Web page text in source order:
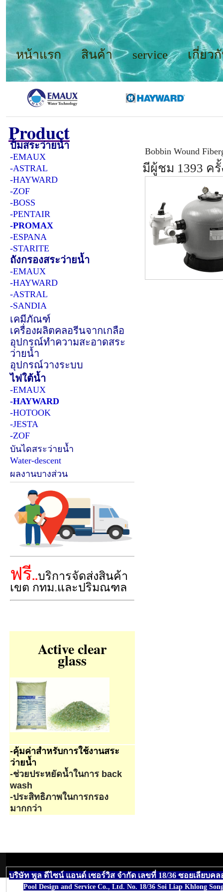
หน้าแรก สินค้า service เกี่ยว
Product
ปั้มสระว่ายน้ำ
-EMAUX
-ASTRAL
-HAYWARD
-ZOF
-BOSS
-PENTAIR
-PROMAX
-ESPANA
-STARITE
ถังกรองสระว่ายน้ำ
-EMAUX
-HAYWARD
-ASTRAL
-SANDIA
เคมีภัณฑ์
เครื่องผลิตคลอรีนจากเกลือ
อุปกรณ์ทำความสะอาดสระ
ว่ายน้ำ
อุปกรณ์วางระบบ
ไฟใต้น้ำ
-EMAUX
-HAYWARD
-HOTOOK
-JESTA
-ZOF
บันไดสระว่ายน้ำ
Water-descent
ผลงานบางส่วน
ฟรี..บริการจัดส่งสินค้า
เขต กทม.และปริมณฑล
Active clear
glass
-คุ้มค่าสำหรับการใช้งานสระ
ว่ายน้ำ
-ช่วยประหยัดน้ำในการ back
wash
-ประสิทธิภาพในการกรอง
มากกว่า
Bobbin Wound
มีผู้ชม 1393 ครั้
บริษัท พูล ดีไซน์ แอนด์ เซอร์วิส จำกัด เลขที่ 18/36 ซอยเลียบค
Pool Design and Service Co., Ltd. No. 18/36 Soi Liap Khlong